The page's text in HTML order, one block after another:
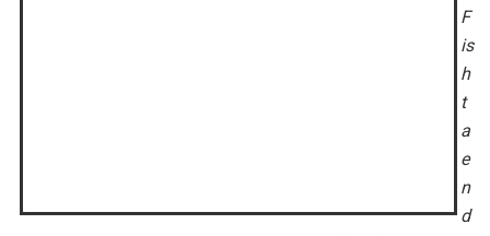
F
is
h
t
a
e
n
d